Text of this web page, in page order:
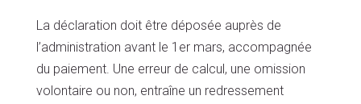
La déclaration doit être déposée auprès de
l’administration avant le 1er mars, accompagnée
du paiement. Une erreur de calcul, une omission
volontaire ou non, entraîne un redressement